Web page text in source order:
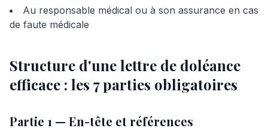
Au responsable médical ou à son assurance en cas
de faute médicale
Structure d'une lettre de doléance
efficace : les 7 parties obligatoires
Partie 1 — En-tête et références